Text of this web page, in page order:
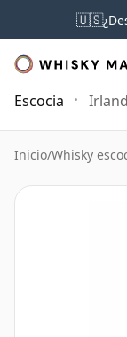
🇺🇸
Escocia
Inicio/Whisky